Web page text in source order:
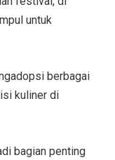
untuk
berbagai
kuliner di
bagian penting